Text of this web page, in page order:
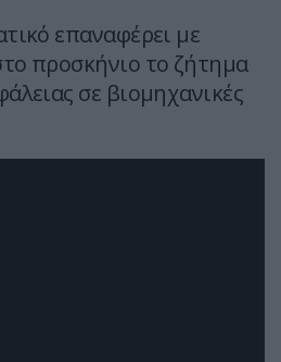
επαναφέρει με
προσκήνιο το ζήτημα
σε βιομηχανικές